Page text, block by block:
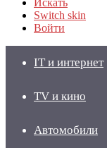
Искать
Switch skin
Войти
IT и интернет
TV и кино
Автомобили